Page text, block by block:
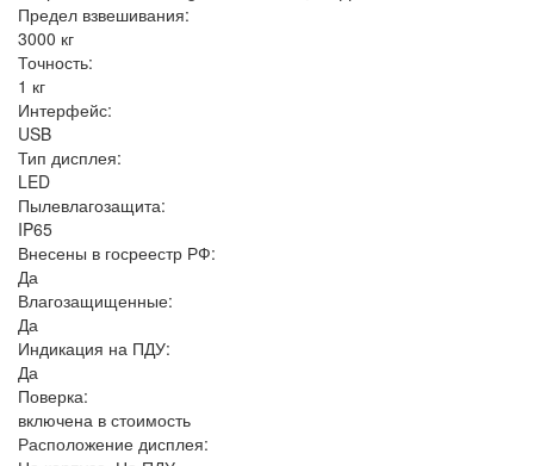
Предел взвешивания:
3000 кг
Точность:
1 кг
Интерфейс:
USB
Тип дисплея:
LED
Пылевлагозащита:
IP65
Внесены в госреестр РФ:
Да
Влагозащищенные:
Да
Индикация на ПДУ:
Да
Поверка:
включена в стоимость
Расположение дисплея: